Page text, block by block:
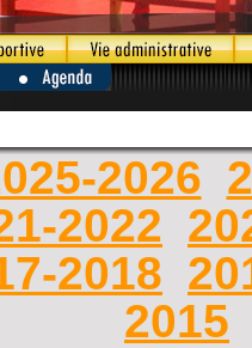
2026
2022
2018
2015